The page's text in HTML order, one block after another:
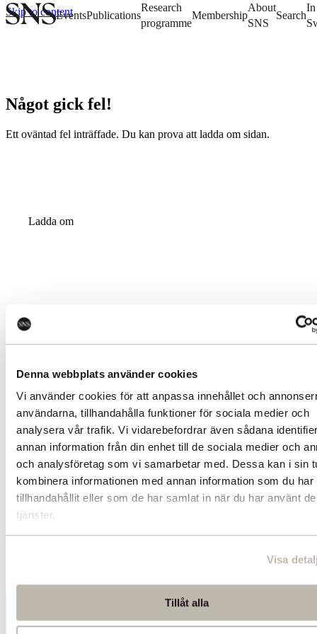
Denna webbplats använder cookies
Vi använder cookies för att anpassa innehållet och
användarna, tillhandahålla funktioner för sociala medier och
analysera vår trafik. Vi vidarebefordrar även sådana
annan information från din enhet till de sociala medier och
och analysföretag som vi samarbetar med. Dessa kan i sin
kombinera informationen med annan information som du har
tillhandahållit eller som de har samlat in när du har använt
tjänster.
Visa
Tillåt alla
Skip to content
EventsPublications
Research
programme
Membership
About
SNS
Search
In
Något gick fel!
Ett oväntad fel inträffade. Du kan prova att ladda om sidan.
Ladda om
Subscribe to our Newsletter
Stay updated with our latest insights, seminars
research news.